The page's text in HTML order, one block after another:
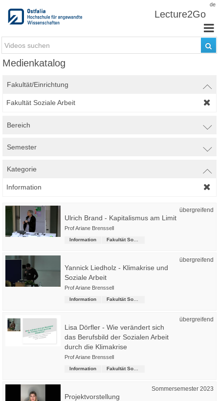
de
Lecture2Go
Medienkatalog
Fakultät/Einrichtung
Fakultät Soziale Arbeit
Bereich
Semester
Kategorie
Information
übergreifend
Ulrich Brand - Kapitalismus am Limit
Prof Ariane Brenssell
Information
übergreifend
Yannick Liedholz - Klimakrise und
Soziale Arbeit
Prof Ariane Brenssell
Information
übergreifend
Lisa Dörfler - Wie verändert sich
das Berufsbild der Sozialen Arbeit
durch die Klimakrise
Prof Ariane Brenssell
Information
Sommersemester 2023
Projektvorstellung